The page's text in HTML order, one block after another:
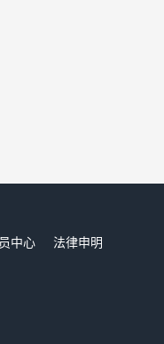
中心
法律申明